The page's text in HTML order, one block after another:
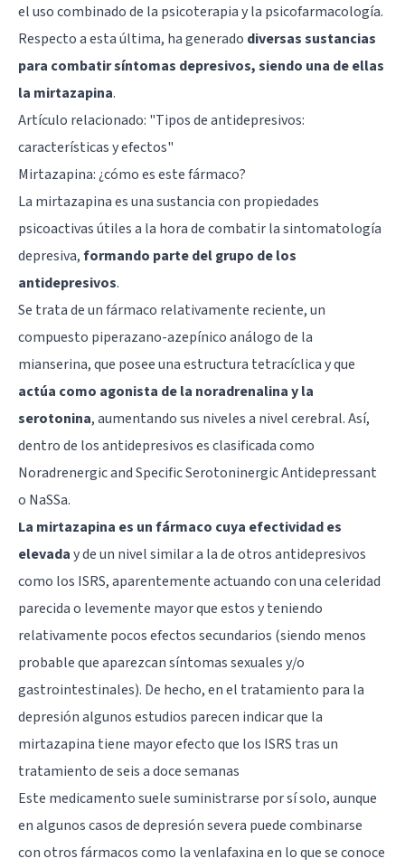
el uso combinado de la psicoterapia y la psicofarmacología.
Respecto a esta última, ha generado diversas sustancias
para combatir síntomas depresivos, siendo una de ellas
la mirtazapina.
Artículo relacionado: "Tipos de antidepresivos:
características y efectos"
Mirtazapina: ¿cómo es este fármaco?
La mirtazapina es una sustancia con propiedades
psicoactivas útiles a la hora de combatir la sintomatología
depresiva,formando parte del grupo de los
antidepresivos.
Se trata de un fármaco relativamente reciente, un
compuesto piperazano-azepínico análogo de la
mianserina, que posee una estructura tetracíclica y que
actúa como agonista de la noradrenalina y la
serotonina, aumentando sus niveles a nivel cerebral. Así,
dentro de los antidepresivos es clasificada como
Noradrenergic and Specific Serotoninergic Antidepressant
o NaSSa.
La mirtazapina es un fármaco cuya efectividad es
elevaday de un nivel similar a la de otros antidepresivos
como los ISRS, aparentemente actuando con una celeridad
parecida o levemente mayor que estos y teniendo
relativamente pocos efectos secundarios (siendo menos
probable que aparezcan síntomas sexuales y/o
gastrointestinales). De hecho, en el tratamiento para la
depresión algunos estudios parecen indicar que la
mirtazapina tiene mayor efecto que los ISRS tras un
tratamiento de seis a doce semanas
Este medicamento suele suministrarse por sí solo, aunque
en algunos casos de depresión severa puede combinarse
con otros fármacos como la venlafaxina en lo que se conoce